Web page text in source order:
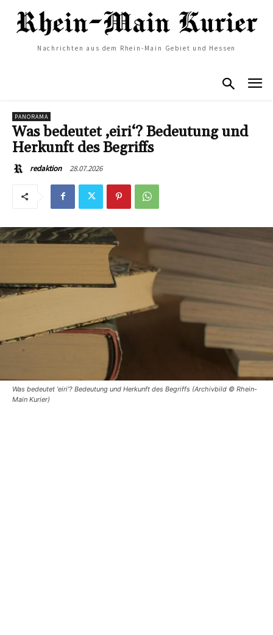
Nachrichten aus dem Rhein-Main Gebiet und Hessen
PANORAMA
Was bedeutet ‚eiri‘? Bedeutung und
Herkunft des Begriffs
redaktion 28.07.2026
Was bedeutet 'eiri'? Bedeutung und Herkunft des Begriffs (Archivbild © Rhein-
Main Kurier)